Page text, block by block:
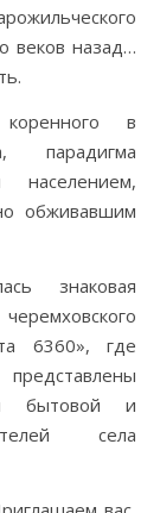
веков назад…
в
парадигма
обживавшим
знаковая
6360», где
бытовой и
села